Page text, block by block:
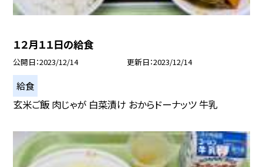
１２月１１日の給食
公開日 2023/12/14 更新日 2023/12/14
給食
玄米ご飯 肉じゃが 白菜漬け おからドーナッツ 牛乳